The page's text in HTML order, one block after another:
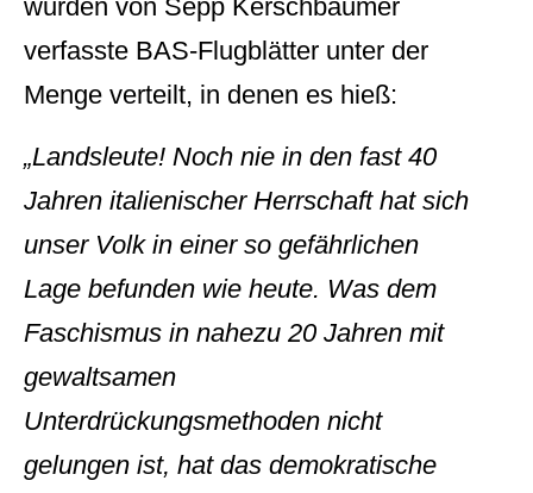
wurden von Sepp Kerschbaumer
verfasste BAS-Flugblätter unter der
Menge verteilt, in denen es hieß:
„Landsleute! Noch nie in den fast 40
Jahren italienischer Herrschaft hat sich
unser Volk in einer so gefährlichen
Lage befunden wie heute. Was dem
Faschismus in nahezu 20 Jahren mit
gewaltsamen
Unterdrückungsmethoden nicht
gelungen ist, hat das demokratische